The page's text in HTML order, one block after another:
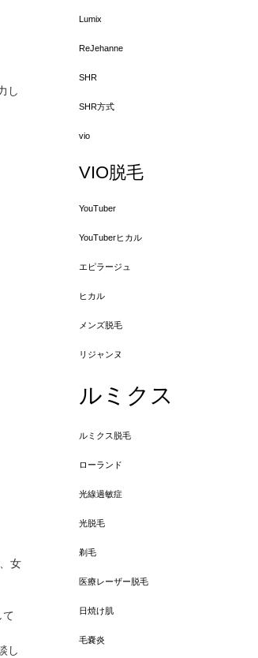
し
女
て
し
Lumix
ReJehanne
SHR
SHR方式
vio
VIO脱毛
YouTuber
YouTuberヒカル
エピラージュ
ヒカル
メンズ脱毛
リジャンヌ
ルミクス
ルミクス脱毛
ローランド
光線過敏症
光脱毛
剃毛
医療レーザー脱毛
日焼け肌
毛嚢炎